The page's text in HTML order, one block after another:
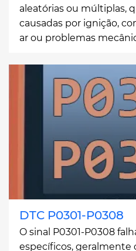
aleatórias ou múltiplas,
causadas por ignição,
ar ou problemas
DTC P0301-P0308
O sinal P0301-P0308
específicos, geralmente